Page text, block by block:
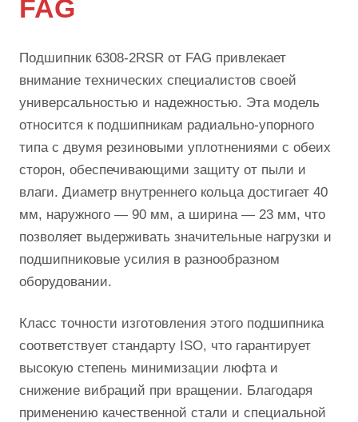
FAG
Подшипник 6308-2RSR от FAG привлекает
внимание технических специалистов своей
универсальностью и надежностью. Эта модель
относится к подшипникам радиально-упорного
типа с двумя резиновыми уплотнениями с обеих
сторон, обеспечивающими защиту от пыли и
влаги. Диаметр внутреннего кольца достигает 40
мм, наружного — 90 мм, а ширина — 23 мм, что
позволяет выдерживать значительные нагрузки и
подшипниковые усилия в разнообразном
оборудовании.
Класс точности изготовления этого подшипника
соответствует стандарту ISO, что гарантирует
высокую степень минимизации люфта и
снижение вибраций при вращении. Благодаря
применению качественной стали и специальной